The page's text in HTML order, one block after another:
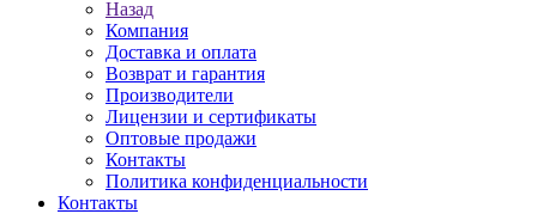
Назад
Компания
Доставка и оплата
Возврат и гарантия
Производители
Лицензии и сертификаты
Оптовые продажи
Контакты
Политика конфиденциальности
Контакты